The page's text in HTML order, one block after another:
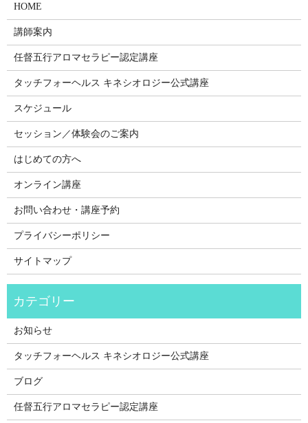
HOME
講師案内
任督五行アロマセラピー認定講座
タッチフォーヘルス キネシオロジー公式講座
スケジュール
セッション／体験会のご案内
はじめての方へ
オンライン講座
お問い合わせ・講座予約
プライバシーポリシー
サイトマップ
お知らせ
タッチフォーヘルス キネシオロジー公式講座
ブログ
任督五行アロマセラピー認定講座